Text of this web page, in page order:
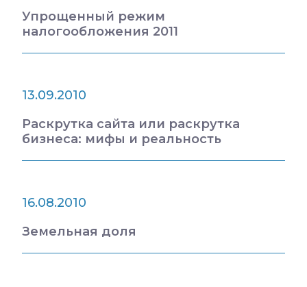
Упрощенный режим
налогообложения 2011
13.09.2010
Раскрутка сайта или раскрутка
бизнеса: мифы и реальность
16.08.2010
Земельная доля